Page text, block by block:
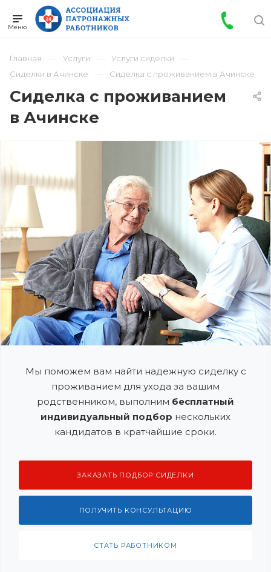
Главная Услуги
Услуги сиделки
Сиделки в Ачинске
Сиделка с проживанием в Ачинске
Сиделка с проживанием
в Ачинске
Мы поможем вам найти надежную сиделку с
проживанием для ухода за вашим
родственником, выполним бесплатный
индивидуальный подбор нескольких
кандидатов в кратчайшие сроки.
ЗАКАЗАТЬ ПОДБОР СИДЕЛКИ
ПОЛУЧИТЬ КОНСУЛЬТАЦИЮ
СТАТЬ РАБОТНИКОМ